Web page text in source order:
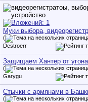
Муки выбора,
(
Destroerr
Защищаем Хантер от
(
Garygu
Стычки с армянами в
(